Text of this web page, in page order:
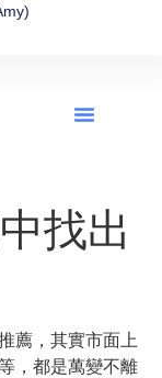
找出
薦，其實市面上
，都是萬變不離